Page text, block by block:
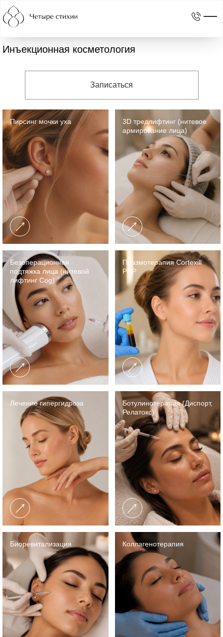
Главная
Инъекционная косметология
Записаться
Пирсинг мочки уха
3D тредлифтинг (нитевое
армирование лица)
Безоперационная
подтяжка лица (нитевой
лифтинг Cog)
Плазмотерапия Cortexill
PRP
Лечение гипергидроза
Ботулинотерапия (Диспорт,
Релатокс)
Биоревитализация Коллагенотерапия